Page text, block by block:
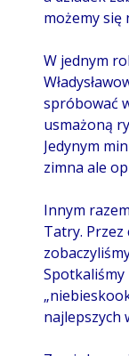
możemy się
W jednym
spróbować
usmażoną
Jedynym
zimna ale
Innym
Tatry. Przez
Spotkaliśmy
najlepszych